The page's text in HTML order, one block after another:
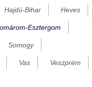
Hajdú-Bihar Heves
Esztergom
Somogy
Vas Veszprém